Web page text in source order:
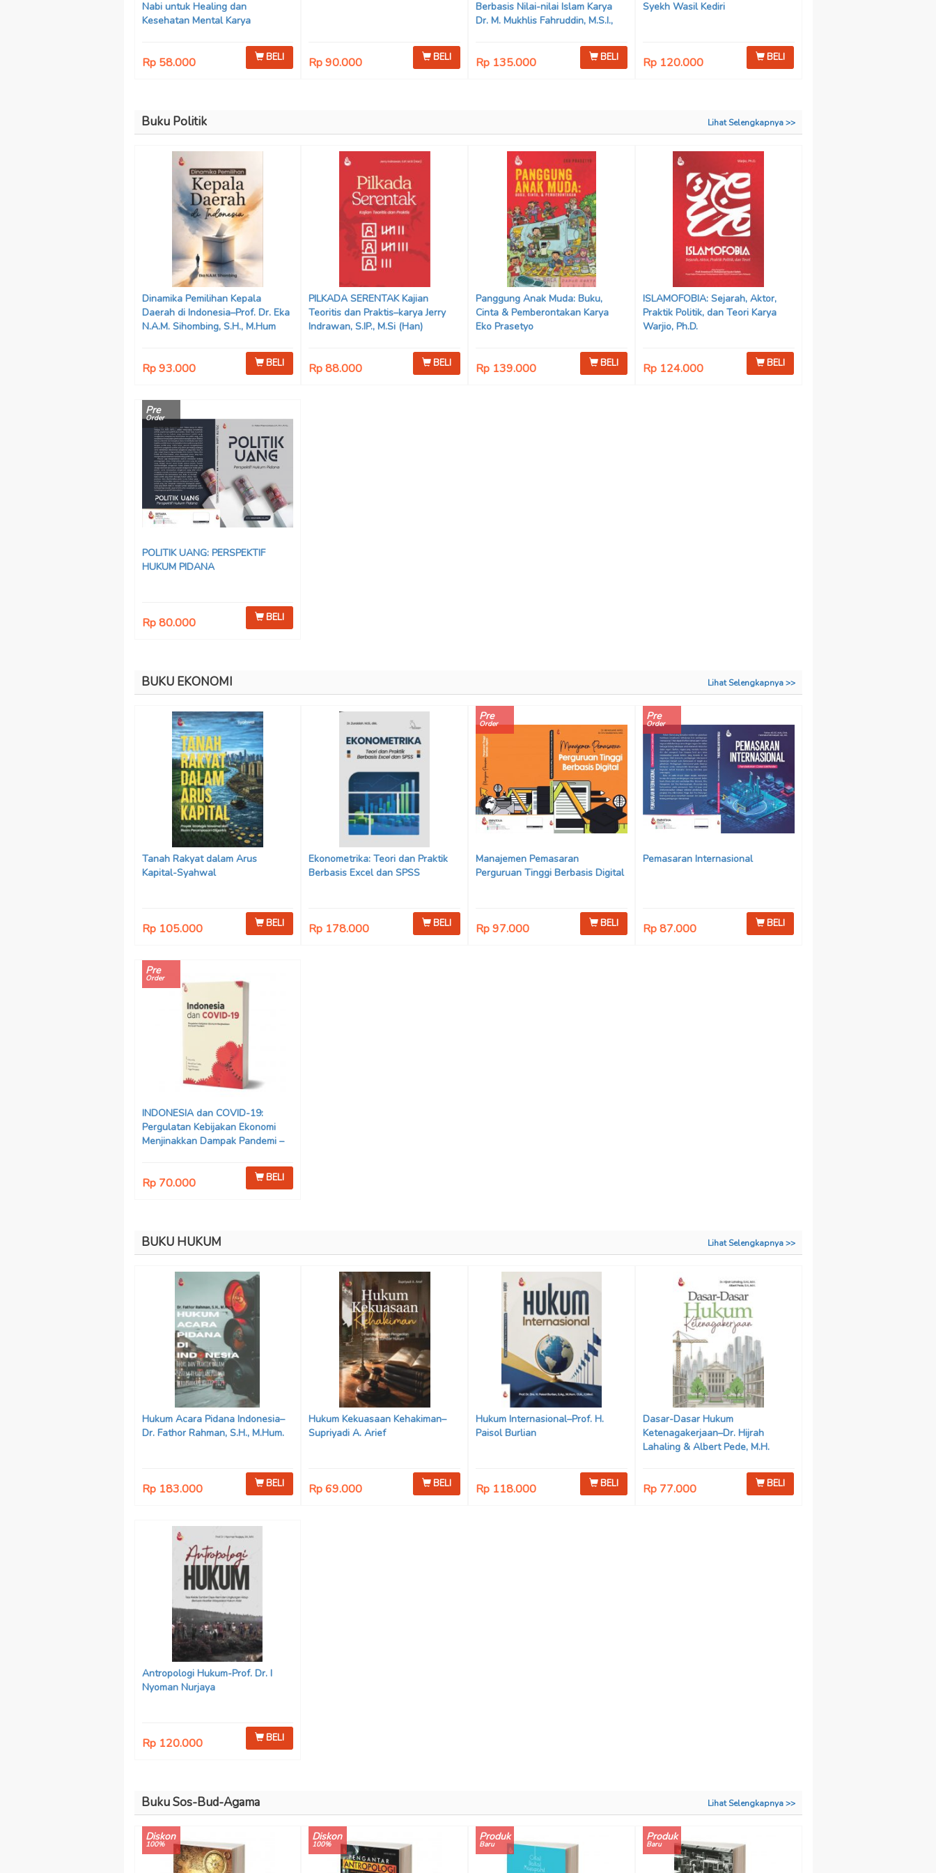
Nabi untuk Healing dan
Kesehatan Mental Karya
Ilham Ramadhan, Lu’lu’atus
Saniyya Fadhila, Avanda Chintya
Rp 58.000 BELI Rp 90.000 BELI
Berbasis Nilai-nilai Islam Karya
Dr. M. Mukhlis Fahruddin, M.S.I.,
Adrenal Stezen, S.H., M.H.
Rp 135.000 BELI
Syekh Wasil Kediri
Rp 120.000 BELI
Buku Politik Lihat Selengkapnya >>
Dinamika Pemilihan Kepala
Daerah di Indonesia–Prof. Dr. Eka
N.A.M. Sihombing, S.H., M.Hum
Rp 93.000 BELI
PILKADA SERENTAK Kajian
Teoritis dan Praktis–karya Jerry
Indrawan, S.IP., M.Si (Han)
Rp 88.000 BELI
Panggung Anak Muda: Buku,
Cinta & Pemberontakan Karya
Eko Prasetyo
Rp 139.000 BELI
ISLAMOFOBIA: Sejarah, Aktor,
Praktik Politik, dan Teori Karya
Warjio, Ph.D.
Rp 124.000 BELI
Pre
Order
POLITIK UANG: PERSPEKTIF
HUKUM PIDANA
Rp 80.000 BELI
BUKU EKONOMI Lihat Selengkapnya >>
Tanah Rakyat dalam Arus
Kapital-Syahwal
Rp 105.000 BELI
Ekonometrika: Teori dan Praktik
Berbasis Excel dan SPSS
Rp 178.000 BELI
Pre
Order
Manajemen Pemasaran
Perguruan Tinggi Berbasis Digital
Rp 97.000 BELI
Pre
Order
Pemasaran Internasional
Rp 87.000 BELI
Pre
Order
INDONESIA dan COVID-19:
Pergulatan Kebijakan Ekonomi
Menjinakkan Dampak Pandemi –
Rp 70.000 BELI
BUKU HUKUM Lihat Selengkapnya >>
Hukum Acara Pidana Indonesia–
Dr. Fathor Rahman, S.H., M.Hum.
Rp 183.000 BELI
Hukum Kekuasaan Kehakiman–
Supriyadi A. Arief
Rp 69.000 BELI
Hukum Internasional–Prof. H.
Paisol Burlian
Rp 118.000 BELI
Dasar-Dasar Hukum
Ketenagakerjaan–Dr. Hijrah
Lahaling & Albert Pede, M.H.
Rp 77.000 BELI
Antropologi Hukum-Prof. Dr. I
Nyoman Nurjaya
Rp 120.000 BELI
Buku Sos-Bud-Agama Lihat Selengkapnya >>
Diskon
100%
Diskon
100%
Produk
Baru
Produk
Baru